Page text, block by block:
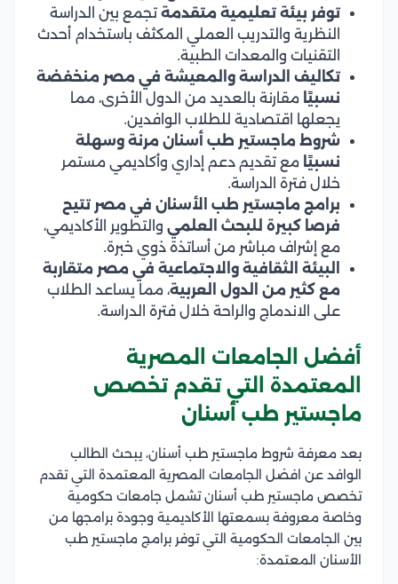
توفر بيئة تعليمية متقدمة تجمع بين الدراسة
النظرية والتدريب العملي المكثف باستخدام أحدث
التقنيات والمعدات الطبية.
تكاليف الدراسة والمعيشة في مصر منخفضة
نسبيًا مقارنة بالعديد من الدول الأخرى، مما
يجعلها اقتصادية للطلاب الوافدين.
شروط ماجستير طب أسنان مرنة وسهلة
نسبيًا مع تقديم دعم إداري وأكاديمي مستمر
خلال فترة الدراسة.
برامج ماجستير طب الأسنان في مصر تتيح
فرصا كبيرة للبحث العلمي والتطوير الأكاديمي،
مع إشراف مباشر من أساتذة ذوي خبرة.
البيئة الثقافية والاجتماعية في مصر متقاربة
مع كثير من الدول العربية، مما يساعد الطلاب
على الاندماج والراحة خلال فترة الدراسة.
أفضل الجامعات المصرية
المعتمدة التي تقدم تخصص
ماجستير طب أسنان
بعد معرفة شروط ماجستير طب أسنان، يبحث الطالب
الوافد عن افضل الجامعات المصرية المعتمدة التي تقدم
تخصص ماجستير طب أسنان تشمل جامعات حكومية
وخاصة معروفة بسمعتها الأكاديمية وجودة برامجها من
بين الجامعات الحكومية التي توفر برامج ماجستير طب
الأسنان المعتمدة: